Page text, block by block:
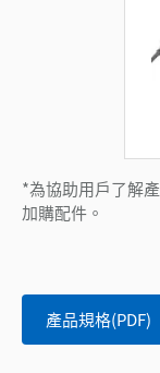
*為協助用戶了解
加購配件。
產品規格(PDF)